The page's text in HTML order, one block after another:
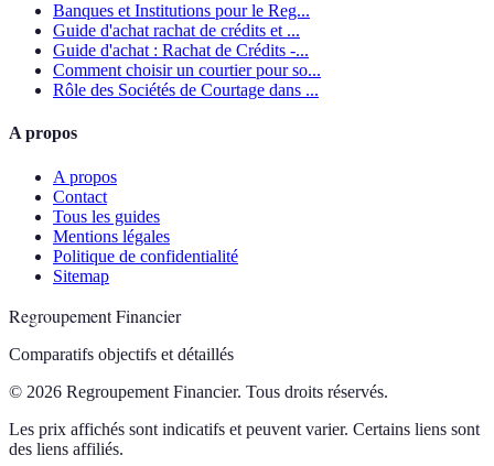
Banques et Institutions pour le Reg...
Guide d'achat rachat de crédits et ...
Guide d'achat : Rachat de Crédits -...
Comment choisir un courtier pour so...
Rôle des Sociétés de Courtage dans ...
A propos
A propos
Contact
Tous les guides
Mentions légales
Politique de confidentialité
Sitemap
Regroupement Financier
Comparatifs objectifs et détaillés
© 2026 Regroupement Financier. Tous droits réservés.
Les prix affichés sont indicatifs et peuvent varier. Certains liens sont
des liens affiliés.